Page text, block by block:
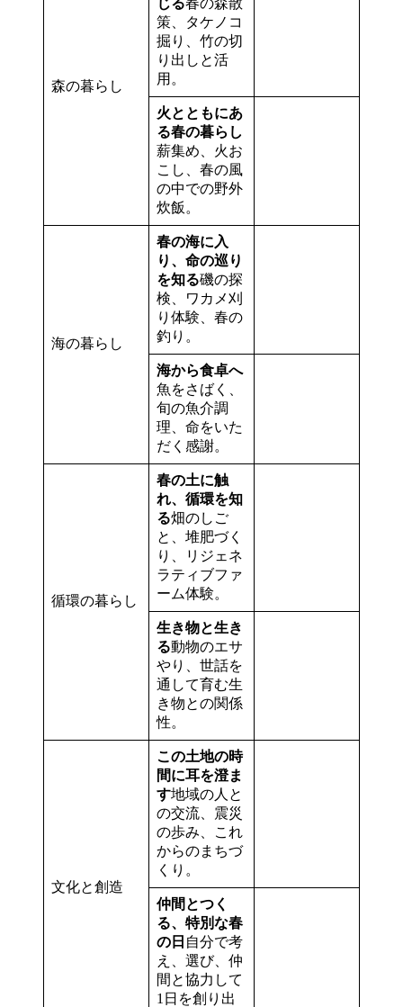
森の暮らし
策、タケノコ
掘り、竹の切
り出しと活
用。
火とともにあ
る春の暮らし
薪集め、火お
こし、春の風
の中での野外
炊飯。
海の暮らし
春の海に入
り、命の巡り
を知る磯の探
検、ワカメ刈
り体験、春の
釣り。
海から食卓へ
魚をさばく、
旬の魚介調
理、命をいた
だく感謝。
循環の暮らし
春の土に触
れ、循環を知
る畑のしご
と、堆肥づく
り、リジェネ
ラティブファ
ーム体験。
生き物と生き
る動物のエサ
やり、世話を
通して育む生
き物との関係
性。
文化と創造
この土地の時
間に耳を澄ま
す地域の人と
の交流、震災
の歩み、これ
からのまちづ
くり。
仲間とつく
る、特別な春
の日 自分で考
え、選び、仲
間と協力して
1日を創り出